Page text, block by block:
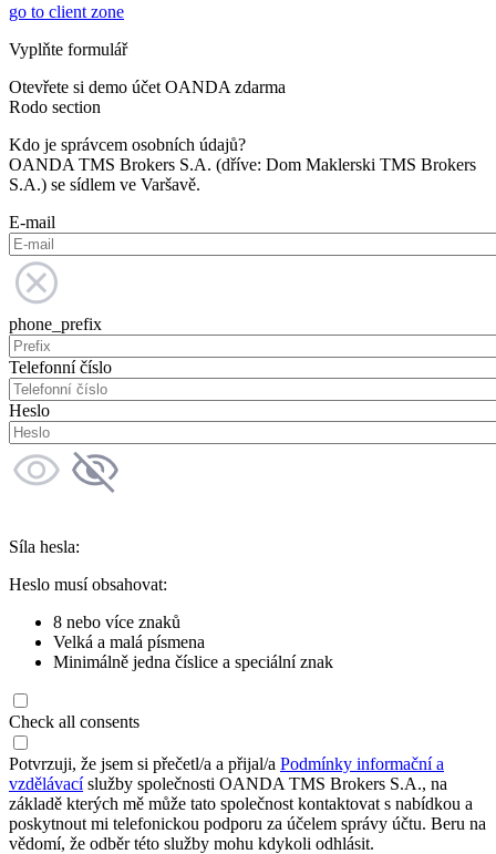
go to client zone
Vyplňte formulář
Otevřete si demo účet OANDA zdarma
Rodo section
Kdo je správcem osobních údajů?
OANDA TMS Brokers S.A. (dříve: Dom Maklerski TMS Brokers
S.A.) se sídlem ve Varšavě.
E-mail
phone_prefix
Telefonní číslo
Heslo
Síla hesla:
Heslo musí obsahovat:
8 nebo více znaků
Velká a malá písmena
Minimálně jedna číslice a speciální znak
Check all consents
Potvrzuji, že jsem si přečetl/a a přijal/a Podmínky informační a
vzdělávacíslužby společnosti OANDA TMS Brokers S.A., na
základě kterých mě může tato společnost kontaktovat s nabídkou a
poskytnout mi telefonickou podporu za účelem správy účtu. Beru na
vědomí, že odběr této služby mohu kdykoli odhlásit.